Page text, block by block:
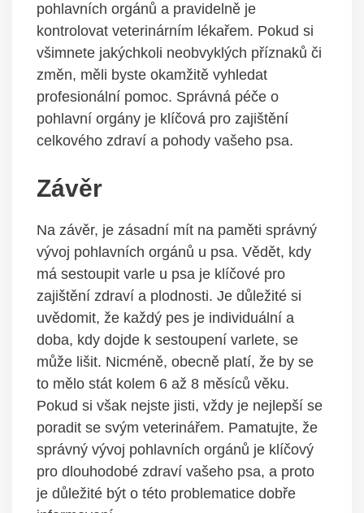
pohlavních orgánů⁤ a pravidelně je⁤
kontrolovat veterinárním lékařem. Pokud si
všimnete jakýchkoli neobvyklých ​příznaků či
změn, měli byste okamžitě vyhledat
profesionální pomoc. Správná péče o
pohlavní orgány je klíčová pro ‍zajištění
celkového zdraví a pohody vašeho psa.
Závěr
Na ⁣závěr, je zásadní mít na paměti správný⁤
vývoj pohlavních orgánů u psa. Vědět, kdy⁤
má ‍sestoupit varle⁤ u ⁣psa je klíčové ⁢pro
zajištění zdraví a plodnosti. Je důležité si
uvědomit, že každý ‌pes je individuální a ​
doba, ​kdy dojde k ‌sestoupení varlete, se
může ⁢lišit. Nicméně, ‌obecně platí, že by se
to mělo stát kolem 6 ⁤až 8 měsíců věku.
Pokud si​ však⁤ nejste jisti, vždy je nejlepší se
poradit se svým veterinářem.⁢ Pamatujte, že
správný ​vývoj ‍pohlavních orgánů je klíčový
⁢pro dlouhodobé zdraví vašeho psa, a proto
je důležité být o ‌této problematice dobře